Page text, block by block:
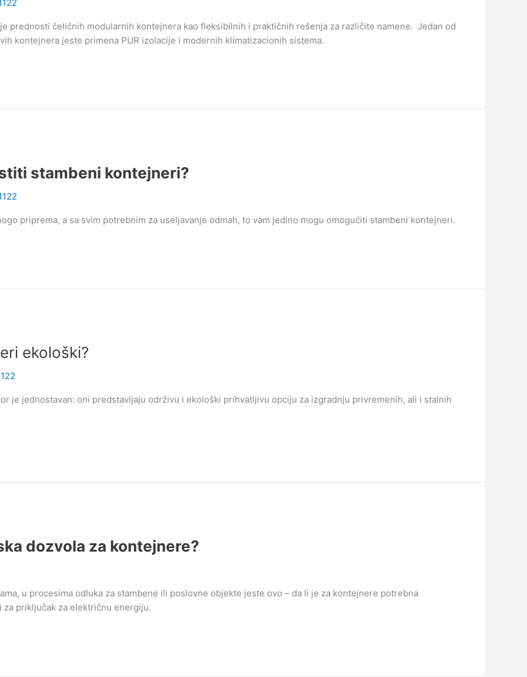
prednosti čeličnih modularnih kontejnera kao fleksibilnih i praktičnih rešenja za različite namene. Jedan od
kontejnera jeste primena PUR izolacije i modernih klimatizacionih sistema.
stambeni kontejneri?
priprema, a sa svim potrebnim za useljavanje odmah, to vam jedino mogu omogućiti stambeni kontejneri.
ekološki?
je jednostavan: oni predstavljaju održivu i ekološki prihvatljivu opciju za izgradnju privremenih, ali i stalnih
dozvola za kontejnere?
u procesima odluka za stambene ili poslovne objekte jeste ovo – da li je za kontejnere potrebna
za priključak za električnu energiju.